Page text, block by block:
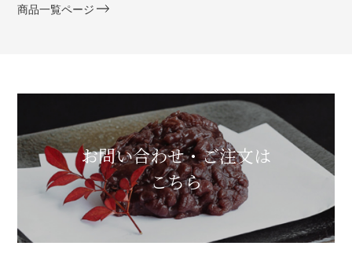
商品一覧ページ
お問い合わせ・ご注文は
こちら